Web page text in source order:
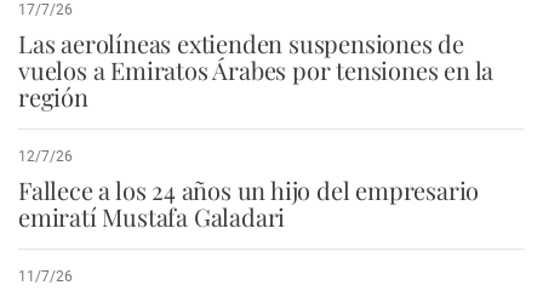
17/7/26
Las aerolíneas extienden suspensiones de
vuelos a Emiratos Árabes por tensiones en la
región
12/7/26
Fallece a los 24 años un hijo del empresario
emiratí Mustafa Galadari
11/7/26